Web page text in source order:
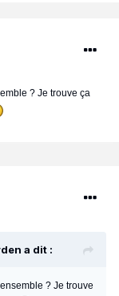
? Je trouve ça
a dit :
? Je trouve